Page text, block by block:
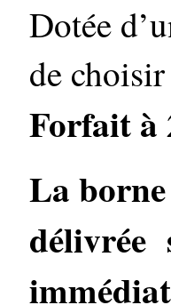
Dotée
de
Forfait à
La
délivrée